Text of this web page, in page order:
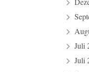
Juli
Juli